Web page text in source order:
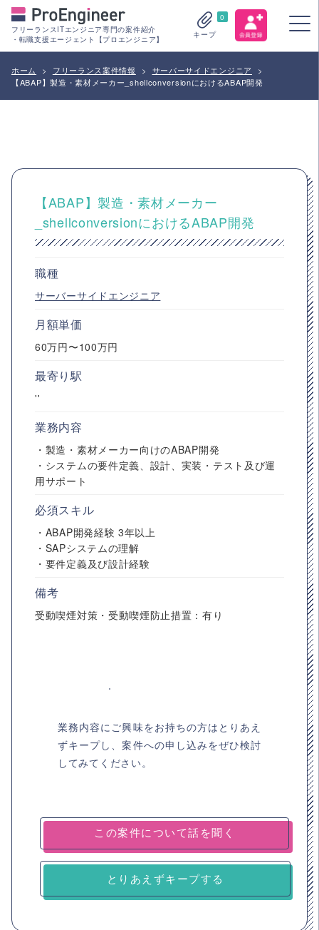
フリーランスITエンジニア専門の案件紹介
・転職支援エージェント【プロエンジニア】
0
キープ
ホーム > フリーランス案件情報 > サーバーサイドエンジニア
>
【ABAP】製造・素材メーカー_shellconversionにおけるABAP開発
【ABAP】製造・素材メーカー
_shellconversionにおけるABAP開発
職種
サーバーサイドエンジニア
月額単価
60万円〜100万円
最寄り駅
''
業務内容
・製造・素材メーカー向けのABAP開発
・システムの要件定義、設計、実装・テスト及び運
用サポート
必須スキル
・ABAP開発経験 3年以上
・SAPシステムの理解
・要件定義及び設計経験
備考
受動喫煙対策・受動喫煙防止措置：有り
業務内容にご興味をお持ちの方はとりあえ
ずキープし、案件への申し込みをぜひ検討
してみてください。
とりあえずキープする